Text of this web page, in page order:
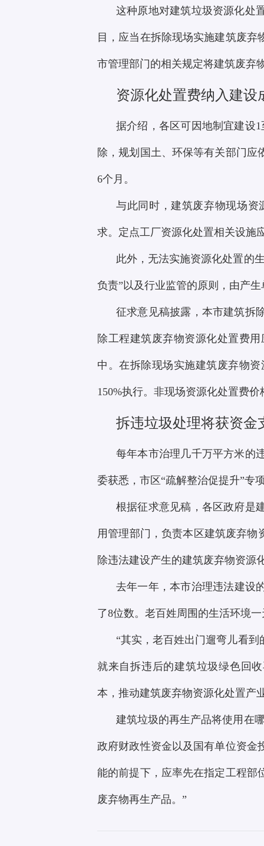
这种原地对建筑垃圾资源化处
目，应当在拆除现场实施建筑废
市管理部门的相关规定将建筑废弃
资源化处置费纳入建设
据介绍，各区可因地制宜建设
除，规划国土、环保等有关部门
6个月。
与此同时，建筑废弃物现场
求。定点工厂资源化处置相关设施
此外，无法实施资源化处置的
负责”以及行业监管的原则，由产
征求意见稿披露，本市建筑拆
除工程建筑废弃物资源化处置费
中。在拆除现场实施建筑废弃物
150%执行。非现场资源化处置费
拆违垃圾处理将获资金
每年本市治理几千万平方米的
委获悉，市区“疏解整治促提升”专
根据征求意见稿，各区政府是
用管理部门，负责本区建筑废弃物
除违法建设产生的建筑废弃物资源
去年一年，本市治理违法建设
了8位数。老百姓周围的生活环境
“其实，老百姓出门遛弯儿看
就来自拆违后的建筑垃圾绿色回
本，推动建筑废弃物资源化处置产
建筑垃圾的再生产品将使用在
政府财政性资金以及国有单位资金
能的前提下，应率先在指定工程部
废弃物再生产品。”